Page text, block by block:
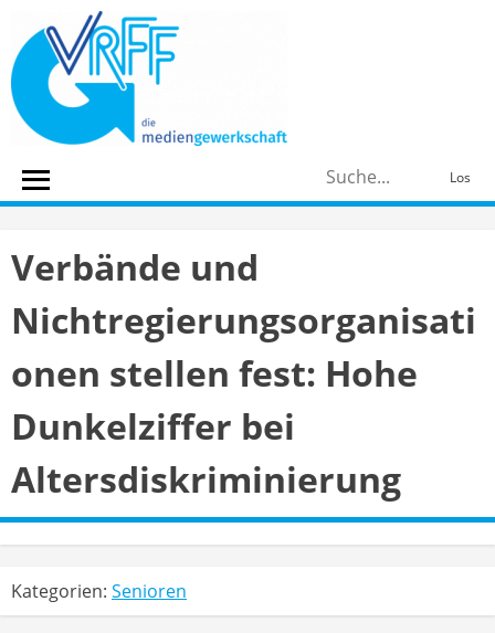
content
Los
Verbände und
Nichtregierungsorganisati
onen stellen fest: Hohe
Dunkelziffer bei
Altersdiskriminierung
Kategorien: Senioren